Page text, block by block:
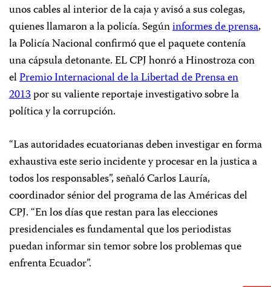
unos cables al interior de la caja y avisó a sus colegas,
quienes llamaron a la policía. Segúninformes de prensa,
la Policía Nacional confirmó que el paquete contenía
una cápsula detonante. EL CPJ honró a Hinostroza con
elPremio Internacional de la Libertad de Prensa en
2013por su valiente reportaje investigativo sobre la
política y la corrupción.
“Las autoridades ecuatorianas deben investigar en forma
exhaustiva este serio incidente y procesar en la justica a
todos los responsables”, señaló Carlos Lauría,
coordinador sénior del programa de las Américas del
CPJ. “En los días que restan para las elecciones
presidenciales es fundamental que los periodistas
puedan informar sin temor sobre los problemas que
enfrenta Ecuador”.